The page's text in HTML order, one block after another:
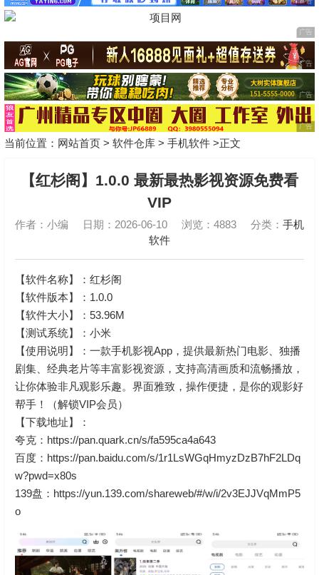
当前位置： 网站首页 > 软件仓库 > 手机软件 >正文
【红杉阁】1.0.0 最新最热影视资源免费看
VIP
作者：小编 日期：2026-06-10 浏览：4883 分类： 手机
软件
【软件名称】：红杉阁
【软件版本】：1.0.0
【软件大小】：53.96M
【测试系统】：小米
【使用说明】：一款手机影视App，提供最新热门电影、独播
剧集、经典老片等丰富影视资源，支持高清画质和流畅播放，
让你体验非凡观影乐趣。界面雅致，操作便捷，是你的观影好
帮手！（解锁VIP会员）
【下载地址】：
夸克：https://pan.quark.cn/s/fa595ca4a643
百度：https://pan.baidu.com/s/1r1LsWGqHmyzDzB7hF2LDq
w?pwd=x80s
139盘： https://yun.139.com/shareweb/#/w/i/2v3EJJVqMmP5
o